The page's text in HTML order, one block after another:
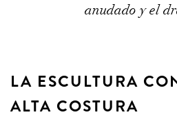
anudado y el
LA ESCULTURA
ALTA COSTURA